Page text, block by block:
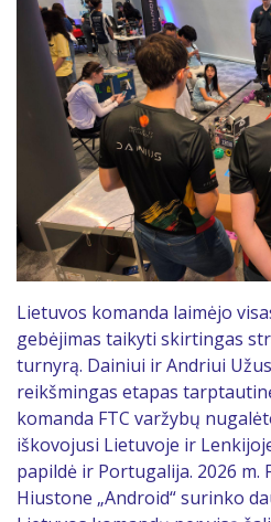
Lietuvos komanda laimėjo
gebėjimas taikyti skirtingas
turnyrą. Dainiui ir Andriui
reikšmingas etapas
komanda FTC varžybų
iškovojusi Lietuvoje ir
papildė ir Portugalija. 2026 m.
Hiustone „Android“ surinko